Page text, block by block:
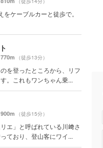
をケーブルカーと徒歩で。
770m （徒歩13分）
を登ったところから、リフ
。これもワンちゃん乗...
900m （徒歩15分）
リエ」と呼ばれている川﨑さ
ており、登山客にワイ...